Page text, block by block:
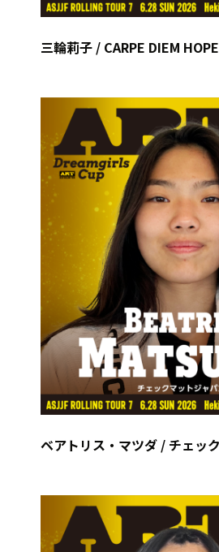
三輪莉子 / CARPE DIEM HOPE
ベアトリス・マツダ / チェッ